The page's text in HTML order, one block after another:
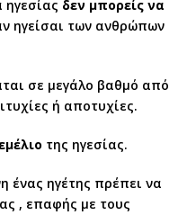
ηγεσίας δεν μπορείς να
ηγείσαι των ανθρώπων
σε μεγάλο βαθμό από
ή αποτυχίες.
της ηγεσίας.
ένας ηγέτης πρέπει να
, επαφής με τους